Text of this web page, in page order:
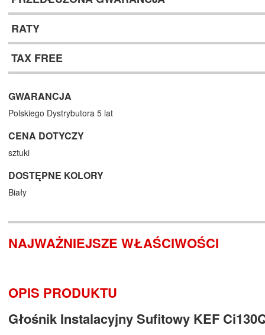
RATY
TAX FREE
GWARANCJA
Polskiego Dystrybutora 5 lat
CENA DOTYCZY
sztuki
DOSTĘPNE KOLORY
Biały
NAJWAŻNIEJSZE WŁAŚCIWOŚCI
OPIS PRODUKTU
Głośnik Instalacyjny Sufitowy KEF